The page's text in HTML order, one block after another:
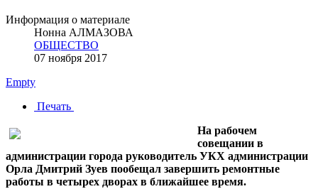
Информация о материале
Нонна АЛМАЗОВА
ОБЩЕСТВО
07 ноября 2017
Empty
Печать
На рабочем
совещании в
администрации города руководитель УКХ администрации
Орла Дмитрий Зуев пообещал завершить ремонтные
работы в четырех дворах в ближайшее время.